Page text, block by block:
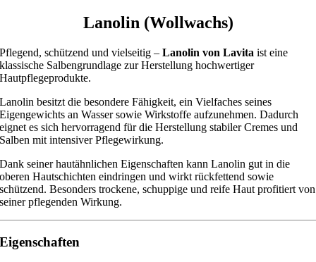
Lanolin (Wollwachs)
Pflegend, schützend und vielseitig –Lanolin von Lavita ist eine
klassische Salbengrundlage zur Herstellung hochwertiger
Hautpflegeprodukte.
Lanolin besitzt die besondere Fähigkeit, ein Vielfaches seines
Eigengewichts an Wasser sowie Wirkstoffe aufzunehmen. Dadurch
eignet es sich hervorragend für die Herstellung stabiler Cremes und
Salben mit intensiver Pflegewirkung.
Dank seiner hautähnlichen Eigenschaften kann Lanolin gut in die
oberen Hautschichten eindringen und wirkt rückfettend sowie
schützend. Besonders trockene, schuppige und reife Haut profitiert von
seiner pflegenden Wirkung.
Eigenschaften